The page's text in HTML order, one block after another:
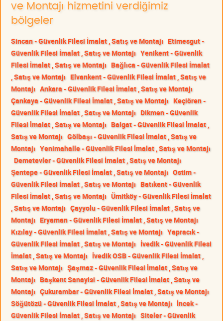
ve Montajı hizmetini verdiğimiz
bölgeler
Sincan - Güvenlik Filesi İmalat , Satış ve Montajı Etimesgut -
Güvenlik Filesi İmalat , Satış ve Montajı Yenikent - Güvenlik
Filesi İmalat , Satış ve Montajı Bağlıca - Güvenlik Filesi İmalat
, Satış ve Montajı Elvankent - Güvenlik Filesi İmalat , Satış ve
Montajı Ankara - Güvenlik Filesi İmalat , Satış ve Montajı
Çankaya - Güvenlik Filesi İmalat , Satış ve Montajı Keçiören -
Güvenlik Filesi İmalat , Satış ve Montajı Dikmen - Güvenlik
Filesi İmalat , Satış ve Montajı Balgat - Güvenlik Filesi İmalat ,
Satış ve Montajı Gölbaşı - Güvenlik Filesi İmalat , Satış ve
Montajı Yenimahalle - Güvenlik Filesi İmalat , Satış ve Montajı
Demetevler - Güvenlik Filesi İmalat , Satış ve Montajı
Şentepe - Güvenlik Filesi İmalat , Satış ve Montajı Ostim -
Güvenlik Filesi İmalat , Satış ve Montajı Batıkent - Güvenlik
Filesi İmalat , Satış ve Montajı Ümitköy - Güvenlik Filesi İmalat
, Satış ve Montajı Çayyolu - Güvenlik Filesi İmalat , Satış ve
Montajı Eryaman - Güvenlik Filesi İmalat , Satış ve Montajı
Kızılay - Güvenlik Filesi İmalat , Satış ve Montajı Yapracık -
Güvenlik Filesi İmalat , Satış ve Montajı İvedik - Güvenlik Filesi
İmalat , Satış ve Montajı İvedik OSB - Güvenlik Filesi İmalat ,
Satış ve Montajı Şaşmaz - Güvenlik Filesi İmalat , Satış ve
Montajı Başkent Sanayisi - Güvenlik Filesi İmalat , Satış ve
Montajı Çukurambar - Güvenlik Filesi İmalat , Satış ve Montajı
Söğütözü - Güvenlik Filesi İmalat , Satış ve Montajı İncek -
Güvenlik Filesi İmalat , Satış ve Montajı Siteler - Güvenlik